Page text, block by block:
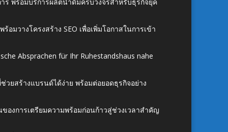
อมวางโครงสร้าง SEO เพื่อเพิ่มโอกาสในการเข้า
Absprachen für Ihr Ruhestandshaus nahe
วยสร้างแบรนด์ได้ง่าย พร้อมต่อยอดธุรกิจอย่าง
องการเตรียมความพร้อมก่อนก้าวสู่ช่วงเวลาสำคัญ